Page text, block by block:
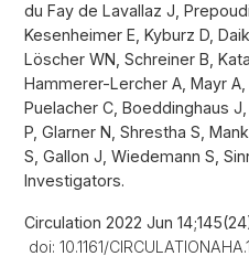
du Fay de Lavallaz J,
Kesenheimer E, Kyburz D,
Löscher WN, Schreiner B,
Hammerer-Lercher A, Mayr A,
Puelacher C, Boeddinghaus
P, Glarner N, Shrestha S,
S, Gallon J, Wiedemann S,
Investigators.
Circulation 2022 Jun
doi: 10.1161/